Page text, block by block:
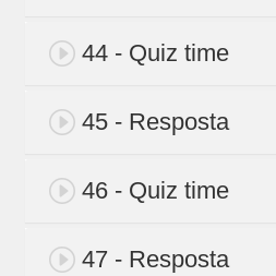
44 - Quiz time
45 - Resposta
46 - Quiz time
47 - Resposta